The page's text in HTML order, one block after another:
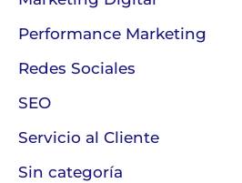
Performance Marketing
Redes Sociales
SEO
Servicio al Cliente
Sin categoría